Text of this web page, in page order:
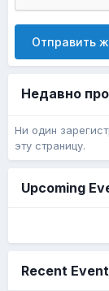
Отправить
Недавно
Ни один
эту страницу.
Upcoming
Recent